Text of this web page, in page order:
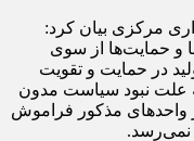
مرکزی بیان کرد:
و حمایت‌ها از سوی
در حمایت و تقویت
علت نبود سیاست مدون
واحدهای مذکور فراموش
نمی‌رسد.